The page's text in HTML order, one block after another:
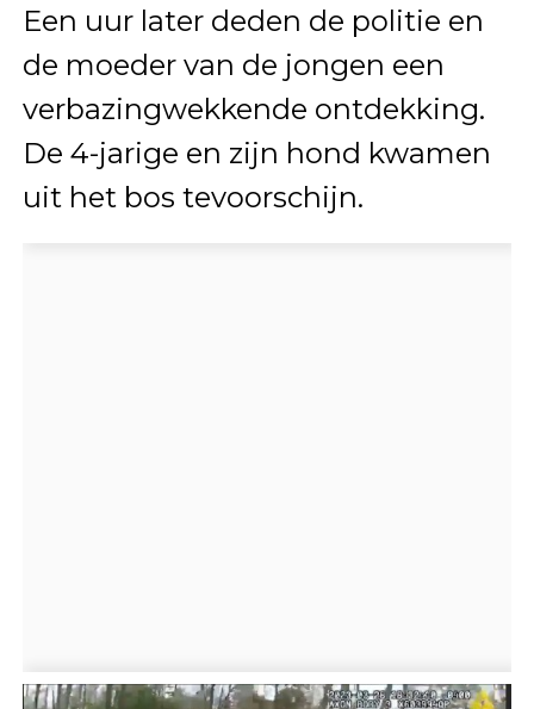
Een uur later deden de politie en
de moeder van de jongen een
verbazingwekkende ontdekking.
De 4-jarige en zijn hond kwamen
uit het bos tevoorschijn.